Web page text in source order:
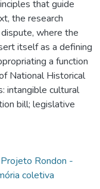
that guide
the research
where the
itself as a defining
a function
National Historical
intangible cultural
bill; legislative
Projeto Rondon -
coletiva